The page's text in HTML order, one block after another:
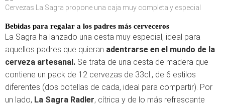
Cervezas La Sagra propone una caja muy completa y especial
Bebidas para regalar a los padres más cerveceros
La Sagra ha lanzado una cesta muy especial, ideal para
aquellos padres que quieran adentrarse en el mundo de la
cerveza artesanal. Se trata de una cesta de madera que
contiene un pack de 12 cervezas de 33cl., de 6 estilos
diferentes (dos botellas de cada, ideal para compartir). Por
un lado, La Sagra Radler, cítrica y de lo más refrescante